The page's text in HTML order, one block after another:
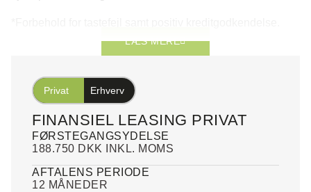
LÆS MERE
Privat Erhverv
FINANSIEL LEASING PRIVAT
FØRSTEGANGSYDELSE
188.750 DKK INKL. MOMS
AFTALENS PERIODE
12 MÅNEDER